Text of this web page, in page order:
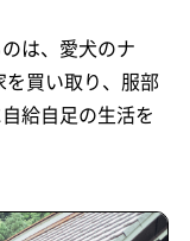
は、愛犬のナ
買い取り、服部
給自足の生活を